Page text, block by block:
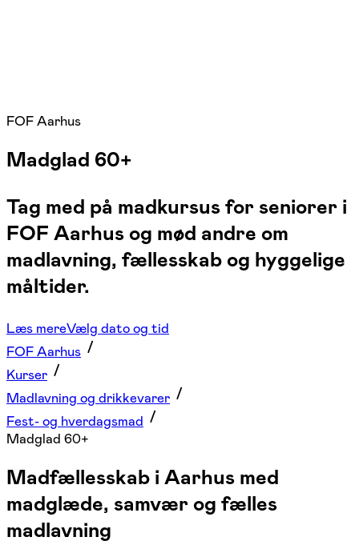
FOF Aarhus
Madglad 60+
Tag med på madkursus for seniorer i
FOF Aarhus og mød andre om
madlavning, fællesskab og hyggelige
måltider.
Læs mereVælg dato og tid
FOF Aarhus
Kurser
Madlavning og drikkevarer
Fest- og hverdagsmad
Madglad 60+
Madfællesskab i Aarhus med
madglæde, samvær og fælles
madlavning